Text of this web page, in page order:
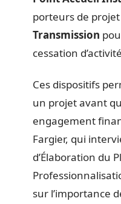
porteurs de
Transmission
cessation
Ces dispositifs
un projet avant
engagement
Fargier, qui
d’Élaboration du
sur l’importance